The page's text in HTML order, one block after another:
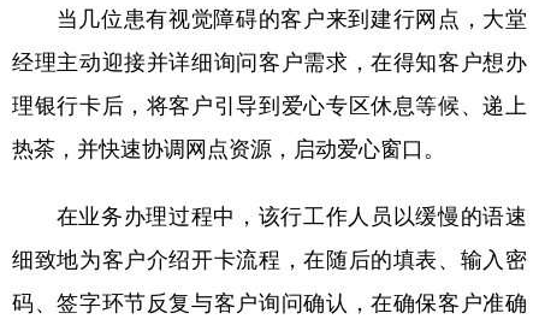
当几位患有视觉障碍的客户来到建行网点，大堂
经理主动迎接并详细询问客户需求，在得知客户想办
理银行卡后，将客户引导到爱心专区休息等候、递上
热茶，并快速协调网点资源，启动爱心窗口。
在业务办理过程中，该行工作人员以缓慢的语速
细致地为客户介绍开卡流程，在随后的填表、输入密
码、签字环节反复与客户询问确认，在确保客户准确